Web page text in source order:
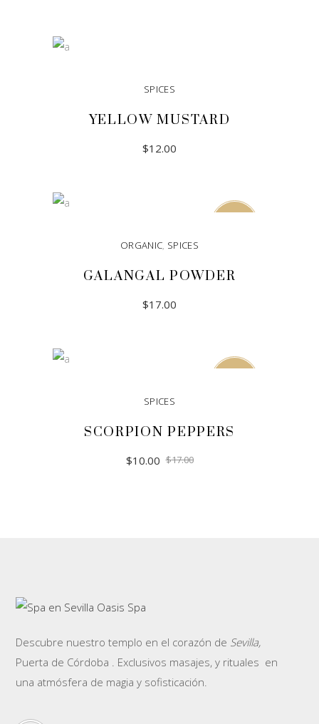
SPICES
YELLOW MUSTARD
$12.00
ORGANIC, SPICES
GALANGAL POWDER
$17.00
SPICES
SCORPION PEPPERS
$17.00
$10.00
Descubre nuestro templo en el corazón de Sevilla,
Puerta de Córdoba . Exclusivos masajes, y rituales en
una atmósfera de magia y sofisticación.